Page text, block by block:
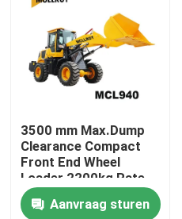
Huis
3500 mm Max.Dump
Clearance Compact
Front End Wheel
Loader 2200kg Rate
Load Mini Front End
Wheel Loader
Aanvraag sturen